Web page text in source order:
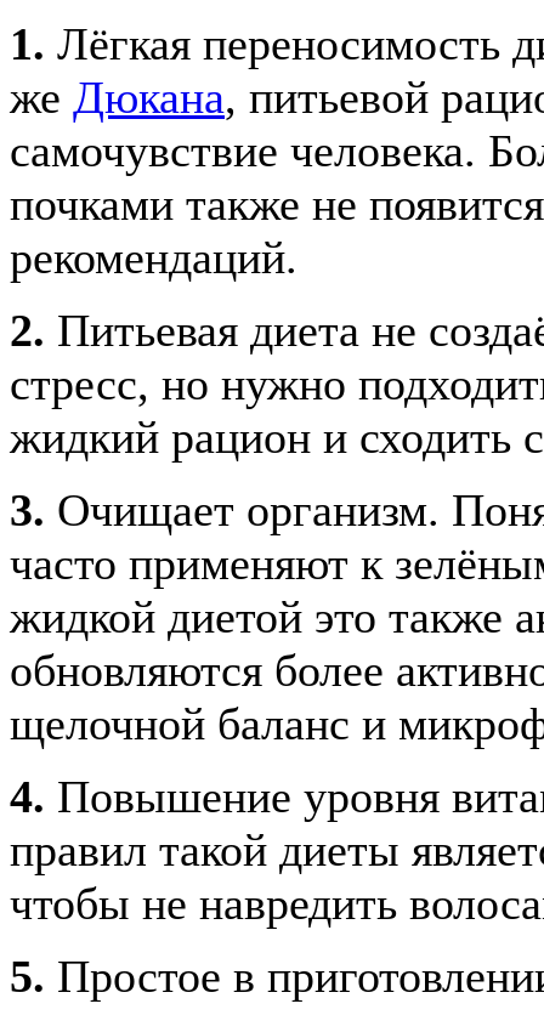
1. Лёгкая переносимость
же Дюкана, питьевой
самочувствие человека.
почками также не
рекомендаций.
2. Питьевая диета не
стресс, но нужно
жидкий рацион и сходить
3. Очищает организм.
часто применяют к
жидкой диетой это также
обновляются более
щелочной баланс и
4. Повышение уровня
правил такой диеты
чтобы не навредить
5. Простое в